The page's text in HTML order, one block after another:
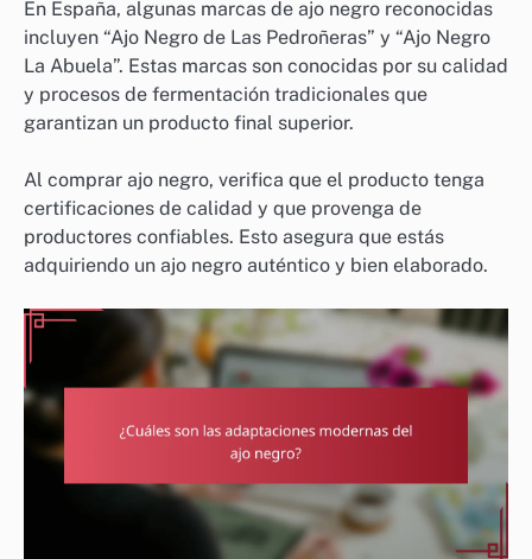
En España, algunas marcas de ajo negro reconocidas
incluyen “Ajo Negro de Las Pedroñeras” y “Ajo Negro
La Abuela”. Estas marcas son conocidas por su calidad
y procesos de fermentación tradicionales que
garantizan un producto final superior.
Al comprar ajo negro, verifica que el producto tenga
certificaciones de calidad y que provenga de
productores confiables. Esto asegura que estás
adquiriendo un ajo negro auténtico y bien elaborado.